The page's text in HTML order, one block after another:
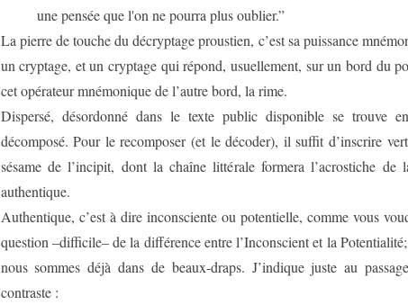
une pensée que l'on ne pourra plus oublier.”
La pierre de touche du décryptage proustien, c’est sa puissance
un cryptage, et un cryptage qui répond, usuellement, sur un bord du
cet opérateur mnémonique de l’autre bord, la rime.
Dispersé, désordonné dans le texte public disponible se trouve
décomposé. Pour le recomposer (et le décoder), il suffit d’inscrire
sésame de l’incipit, dont la chaîne littérale formera l’acrostiche de
authentique.
Authentique, c’est à dire inconsciente ou potentielle, comme vous
question –difficile– de la différence entre l’Inconscient et la
nous sommes déjà dans de beaux-draps. J’indique juste au
contraste :